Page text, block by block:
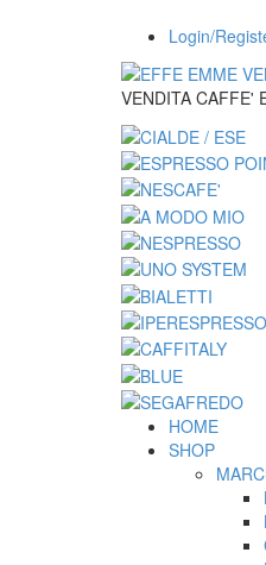
Login/
VENDITA CAFFE'
HOME
SHOP